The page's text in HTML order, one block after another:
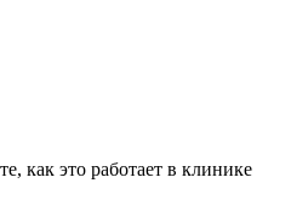
как это работает в клинике